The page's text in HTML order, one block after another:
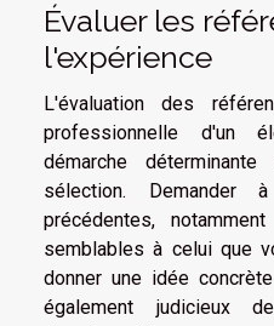
Évaluer les
l'expérience
L'évaluation des
professionnelle d'un
démarche
sélection. Demander
précédentes,
semblables à celui que
donner une idée
également judicieux